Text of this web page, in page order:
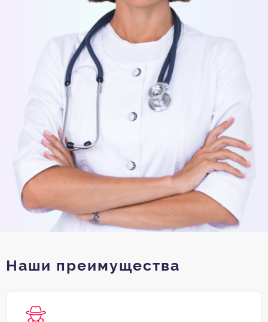
Наши преимущества